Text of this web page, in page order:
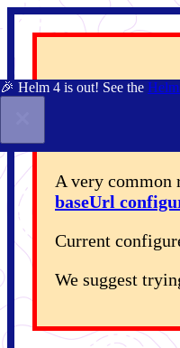
Your
A very common
baseUrl
Current
We suggest
🎉 Helm 4 is out! See the